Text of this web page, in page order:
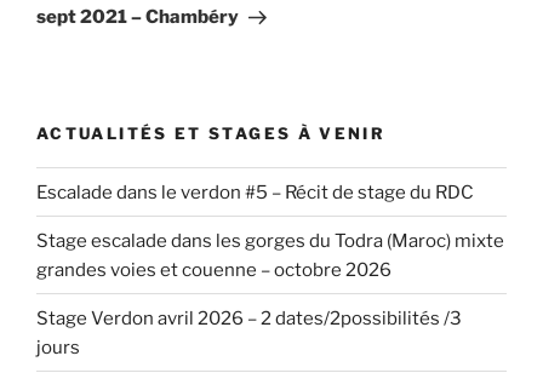
sept 2021 – Chambéry
ACTUALITÉS ET STAGES À VENIR
Escalade dans le verdon #5 – Récit de stage du RDC
Stage escalade dans les gorges du Todra (Maroc) mixte
grandes voies et couenne – octobre 2026
Stage Verdon avril 2026 – 2 dates/2possibilités /3
jours